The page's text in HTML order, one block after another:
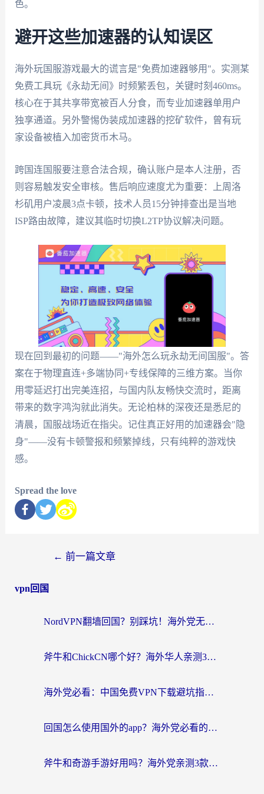
色。
避开这些加速器的认知误区
海外玩国服游戏最大的谎言是"免费加速器够用"。实测某
免费工具玩《永劫无间》时频繁丢包，关键时刻460ms。
核心在于其共享带宽被百人分食，而专业加速器单用户
独享通道。另外警惕伪装成加速器的挖矿软件，曾有玩
家设备被植入加密货币木马。
跨国连国服要注意合法合规，确认账户是本人注册，否
则容易触发安全审核。售后响应速度尤为重要：上周洛
杉矶用户凌晨3点卡顿，技术人员15分钟排查出是当地
ISP路由故障，建议其临时切换L2TP协议解决问题。
现在回到最初的问题——"海外怎么玩永劫无间国服"。答
案在于物理直连+多端协同+专线保障的三维方案。当你
用零延迟打出完美连招，与国内队友畅快交流时，距离
带来的数字鸿沟就此消失。无论柏林的深夜还是悉尼的
清晨，国服战场近在指尖。记住真正好用的加速器会"隐
身"——没有卡顿警报和频繁掉线，只有纯粹的游戏快
感。
Spread the love
← 前一篇文章
vpn回国
NordVPN翻墙回国？别踩坑！海外党无缝访问国内资源的真实指南
斧牛和ChickCN哪个好？海外华人亲测3款回国加速器+免费试用攻略
海外党必看：中国免费VPN下载避坑指南 + 无缝访问国内资源的终极方案
回国怎么使用国外的app？海外党必看的无缝访问国内资源全攻略
斧牛和奇游手游好用吗？海外党亲测3款回国加速器，选对才能无缝刷国内资源